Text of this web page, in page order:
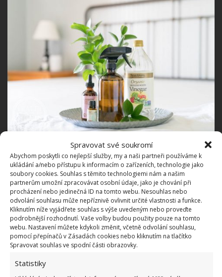
Spravovat své soukromí
Abychom poskytli co nejlepší služby, my a naši partneři používáme k
ukládání a/nebo přístupu k informacím o zařízeních, technologie jako
soubory cookies. Souhlas s těmito technologiemi nám a našim
partnerům umožní zpracovávat osobní údaje, jako je chování při
procházení nebo jedinečná ID na tomto webu. Nesouhlas nebo
odvolání souhlasu může nepříznivě ovlivnit určité vlastnosti a funkce.
Kliknutím níže vyjádřete souhlas s výše uvedeným nebo proveďte
podrobnější rozhodnutí. Vaše volby budou použity pouze na tomto
webu. Nastavení můžete kdykoli změnit, včetně odvolání souhlasu,
pomocí přepínačů v Zásadách cookies nebo kliknutím na tlačítko
Spravovat souhlas ve spodní části obrazovky.
Statistiky
3 funkce běžné aviváže
Změkčí prádlo
Zamezí elektrostatickému nabití
Provoní prádlo
Bohužel koktejl chemických látek nemusí svědčit ani
vaší pokožce, prádlu, ani pračce. Domácí aviváž